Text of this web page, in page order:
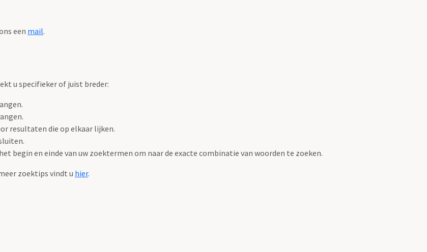
een mail.
u specifieker of juist breder:
resultaten die op elkaar lijken.
begin en einde van uw zoektermen om naar de exacte combinatie van woorden te zoeken.
zoektips vindt u hier.